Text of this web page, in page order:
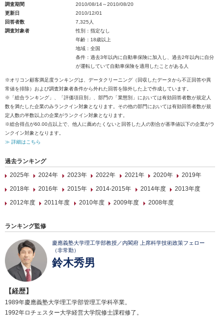
調査期間
2010/08/14～2010/08/20
更新日
2010/12/01
回答者数
7,325人
調査対象者
性別：指定なし
年齢：18歳以上
地域：全国
条件：過去3年以内に自動車保険に加入し、過去2年以内に自分
が運転していて自動車保険を適用したことがある人
※オリコン顧客満足度ランキングは、データクリーニング（回収したデータから不正回答や異
常値を排除）および調査対象者条件から外れた回答を除外した上で作成しています。
※「総合ランキング」、「評価項目別」、部門の「業態別」においては有効回答者数が規定人
数を満たした企業のみランクイン対象となります。その他の部門においては有効回答者数が規
定人数の半数以上の企業がランクイン対象となります。
※総合得点が60.00点以上で、他人に薦めたくないと回答した人の割合が基準値以下の企業がラ
ンクイン対象となります。
≫ 詳細はこちら
過去ランキング
2025年
2024年 2023年 2022年 2021年 2020年
2019年
2018年
2016年 2015年 2014-2015年 2014年度
2013年度
2012年度
2011年度 2010年度 2009年度 2008年度
ランキング監修
慶應義塾大学理工学部教授／内閣府 上席科学技術政策フェロー
（非常勤）
鈴木秀男
【経歴】
1989年慶應義塾大学理工学部管理工学科卒業。
1992年ロチェスター大学経営大学院修士課程修了。